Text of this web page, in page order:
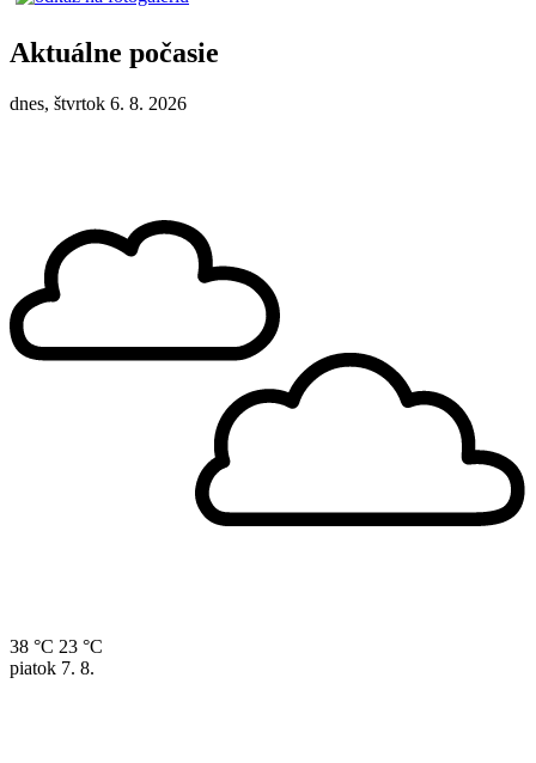
Aktuálne počasie
dnes, štvrtok 6. 8. 2026
38 °C 23 °C
piatok 7. 8.